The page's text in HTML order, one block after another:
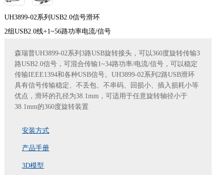
UH3899-02系列USB2.0信号滑环
2组USB2.0线+1~56路功率电流/信号
森瑞普UH3899-02系列3路USB旋转接头，可以360度旋转传输3
路USB2.0信号，可混合传输1~34路功率/电流/信号，可以稳定
传输IEEE1394和各种USB信号。UH3899-02系列2路USB滑环
具有信号传输稳定、不丢包、不串码、回损小、插入损耗小等
优点，滑环的孔径为38.1mm，可适用于任意旋转轴径小于
38.1mm的360度旋转装置
安装方式
产品手册
3D模型